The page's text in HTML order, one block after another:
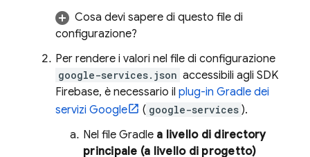
Cosa devi sapere di questo file di
configurazione?
Per rendere i valori nel file di configurazione
google-services.json accessibili agli SDK
Firebase, è necessario il plug-in Gradle dei
servizi Google
( google-services ).
Nel file Gradle a livello di directory
principale (a livello di progetto)